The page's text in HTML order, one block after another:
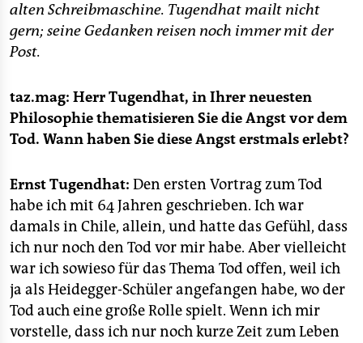
epaper login
alten Schreibmaschine. Tugendhat mailt nicht
gern; seine Gedanken reisen noch immer mit der
Post.
taz.mag: Herr Tugendhat, in Ihrer neuesten
Philosophie thematisieren Sie die Angst vor dem
Tod. Wann haben Sie diese Angst erstmals erlebt?
Ernst Tugendhat: Den ersten Vortrag zum Tod
habe ich mit 64 Jahren geschrieben. Ich war
damals in Chile, allein, und hatte das Gefühl, dass
ich nur noch den Tod vor mir habe. Aber vielleicht
war ich sowieso für das Thema Tod offen, weil ich
ja als Heidegger-Schüler angefangen habe, wo der
Tod auch eine große Rolle spielt. Wenn ich mir
vorstelle, dass ich nur noch kurze Zeit zum Leben